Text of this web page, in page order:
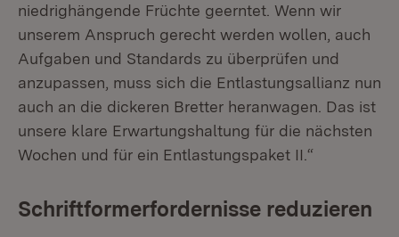
niedrighängende Früchte geerntet. Wenn wir
unserem Anspruch gerecht werden wollen, auch
Aufgaben und Standards zu überprüfen und
anzupassen, muss sich die Entlastungsallianz nun
auch an die dickeren Bretter heranwagen. Das ist
unsere klare Erwartungshaltung für die nächsten
Wochen und für ein Entlastungspaket II.“
Schriftformerfordernisse reduzieren